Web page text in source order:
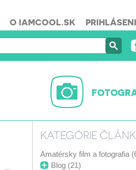
O IAMCOOL.SK
KATEGÓRIE
Amatérsky film a fotografia
Blog (21)